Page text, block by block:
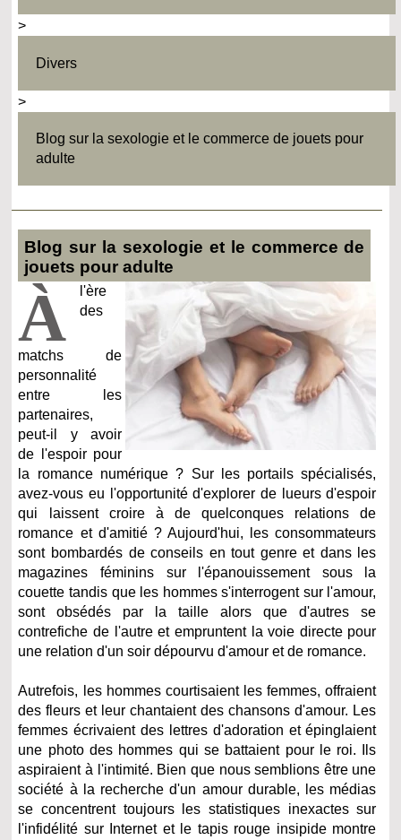
>
Divers
>
Blog sur la sexologie et le commerce de jouets pour
adulte
Blog sur la sexologie et le commerce de
jouets pour adulte
À
l'ère
des
matchs de
personnalité
entre les
partenaires,
peut-il y avoir
de l'espoir pour
la romance numérique ? Sur les portails spécialisés,
avez-vous eu l'opportunité d'explorer de lueurs d'espoir
qui laissent croire à de quelconques relations de
romance et d'amitié ? Aujourd'hui, les consommateurs
sont bombardés de conseils en tout genre et dans les
magazines féminins sur l'épanouissement sous la
couette tandis que les hommes s'interrogent sur l'amour,
sont obsédés par la taille alors que d'autres se
contrefiche de l'autre et empruntent la voie directe pour
une relation d'un soir dépourvu d'amour et de romance.
Autrefois, les hommes courtisaient les femmes, offraient
des fleurs et leur chantaient des chansons d'amour. Les
femmes écrivaient des lettres d'adoration et épinglaient
une photo des hommes qui se battaient pour le roi. Ils
aspiraient à l'intimité. Bien que nous semblions être une
société à la recherche d'un amour durable, les médias
se concentrent toujours les statistiques inexactes sur
l'infidélité sur Internet et le tapis rouge insipide montre